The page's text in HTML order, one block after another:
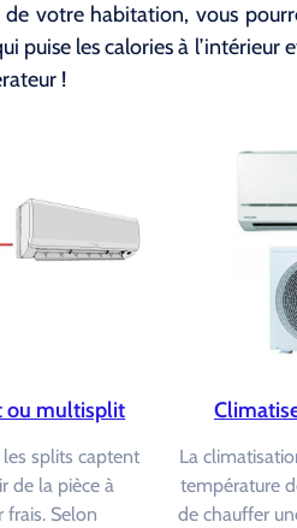
votre habitation, vous
puise les calories à
!
ou multisplit
splits captent
de la pièce à
frais. Selon
La
température
de chauffer